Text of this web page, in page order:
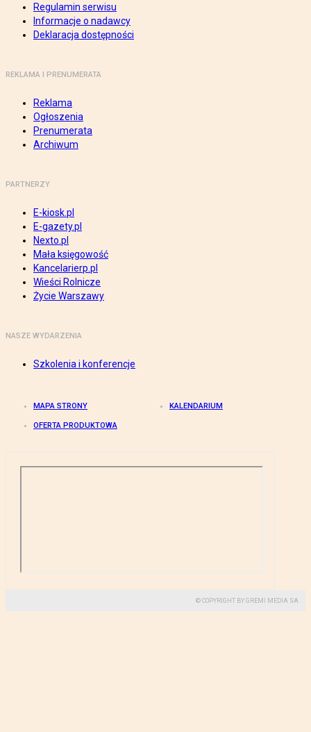
Regulamin serwisu
Informacje o nadawcy
Deklaracja dostępności
REKLAMA I PRENUMERATA
Reklama
Ogłoszenia
Prenumerata
Archiwum
PARTNERZY
E-kiosk.pl
E-gazety.pl
Nexto.pl
Mała księgowość
Kancelarierp.pl
Wieści Rolnicze
Życie Warszawy
NASZE WYDARZENIA
Szkolenia i konferencje
MAPA STRONY KALENDARIUM
OFERTA PRODUKTOWA
© COPYRIGHT BY GREMI MEDIA SA